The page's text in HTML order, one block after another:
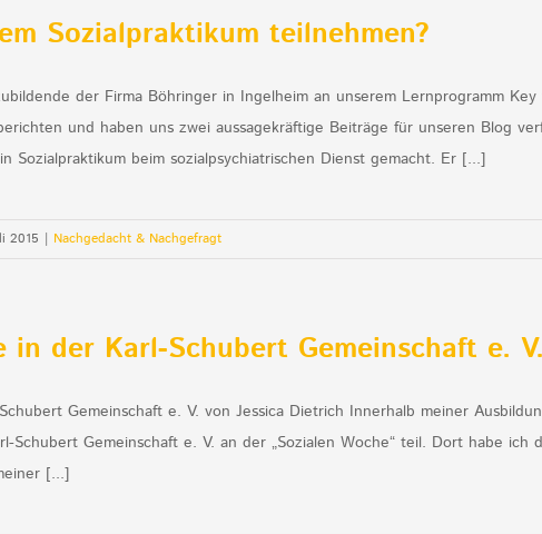
Sozialpraktikum teilnehmen?
der Firma Böhringer in Ingelheim an unserem Lernprogramm
und haben uns zwei aussagekräftige Beiträge für unseren Blog
Sozialpraktikum beim sozialpsychiatrischen Dienst gemacht. Er [...]
2015 | Nachgedacht & Nachgefragt
in der Karl-Schubert Gemeinschaft e. V.
Gemeinschaft e. V. von Jessica Dietrich Innerhalb meiner
Schubert Gemeinschaft e. V. an der „Sozialen Woche“ teil. Dort habe
[...]